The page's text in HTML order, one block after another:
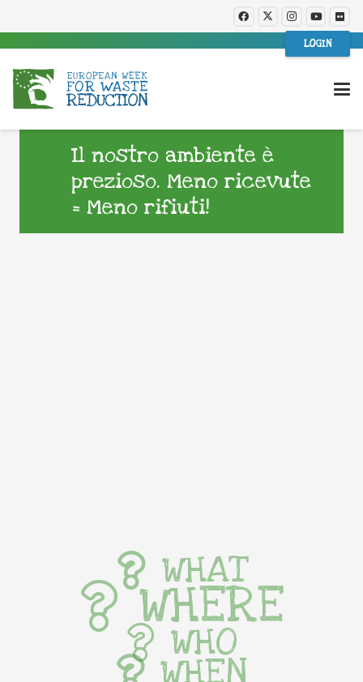
LOGIN
Il nostro ambiente è
prezioso. Meno ricevute
= Meno rifiuti!
WHAT
WHERE
WHO